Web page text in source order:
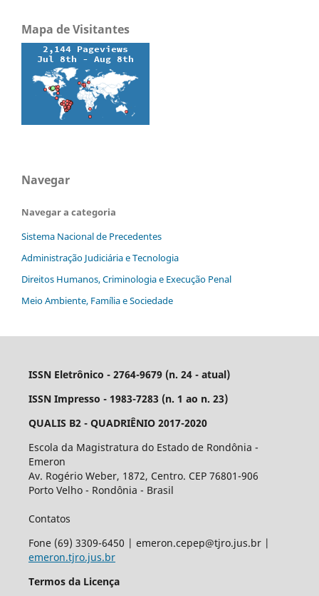
Mapa de Visitantes
Navegar
Navegar a categoria
Sistema Nacional de Precedentes
Administração Judiciária e Tecnologia
Direitos Humanos, Criminologia e Execução Penal
Meio Ambiente, Família e Sociedade
ISSN Eletrônico - 2764-9679 (n. 24 - atual)
ISSN Impresso - 1983-7283 (n. 1 ao n. 23)
QUALIS B2 - QUADRIÊNIO 2017-2020
Escola da Magistratura do Estado de Rondônia -
Emeron
Av. Rogério Weber, 1872, Centro. CEP 76801-906
Porto Velho - Rondônia - Brasil
Contatos
Fone (69) 3309-6450 | emeron.cepep@tjro.jus.br |
emeron.tjro.jus.br
Termos da Licença